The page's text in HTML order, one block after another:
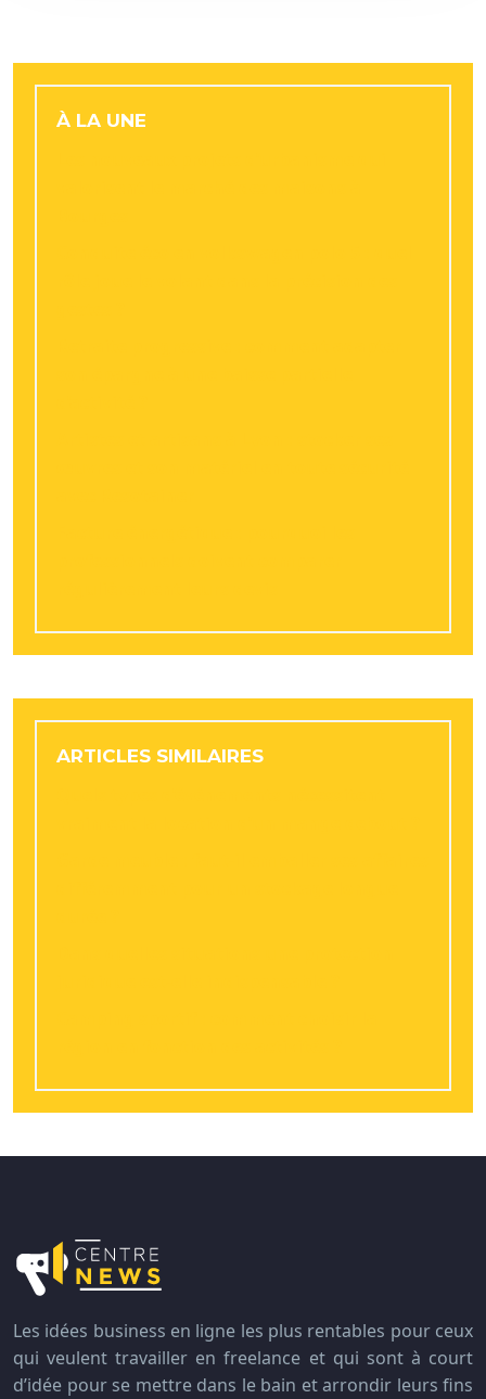
À LA UNE
ARTICLES SIMILAIRES
Les idées business en ligne les plus rentables pour ceux
qui veulent travailler en freelance et qui sont à court
d’idée pour se mettre dans le bain et arrondir leurs fins